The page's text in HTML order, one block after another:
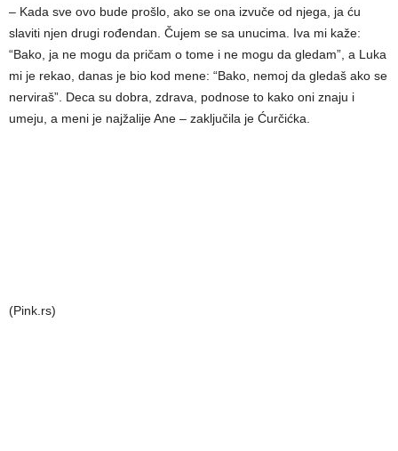
– Kada sve ovo bude prošlo, ako se ona izvuče od njega, ja ću
slaviti njen drugi rođendan. Čujem se sa unucima. Iva mi kaže:
“Bako, ja ne mogu da pričam o tome i ne mogu da gledam”, a Luka
mi je rekao, danas je bio kod mene: “Bako, nemoj da gledaš ako se
nerviraš”. Deca su dobra, zdrava, podnose to kako oni znaju i
umeju, a meni je najžalije Ane – zaključila je Ćurčićka.
(Pink.rs)